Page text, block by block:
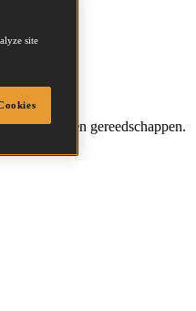
of negen gereedschappen.
site